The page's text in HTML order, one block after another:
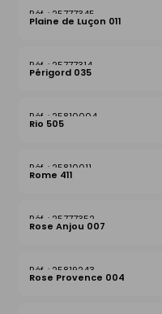
25777345
Plaine de Luçon 011
25777314
Périgord 035
25810004
Rio 505
25810011
Rome 411
25777352
Rose Anjou 007
25819243
Rose Provence 004